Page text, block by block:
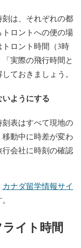
は、それぞれの都
ロントへの便の場
ロント時間（3時
実際の飛行時間と
ておきましょう。
ようにする
表はすべて現地の
動中に時差が変わ
会社に時刻の確認
カナダ留学情報サイ
イト時間